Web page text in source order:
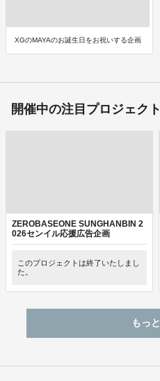
XGのMAYAのお誕生日をお祝いする企画
開催中の注目プロジェクト
ZEROBASEONE SUNGHANBIN 2
026センイル応援広告企画
このプロジェクトは終了いたしまし
た。
もっ